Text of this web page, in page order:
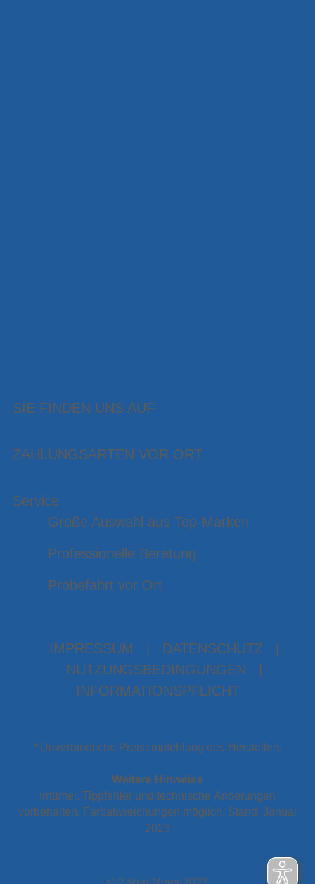
SIE FINDEN UNS AUF
ZAHLUNGSARTEN VOR ORT
Service
Große Auswahl aus Top-Marken
Professionelle Beratung
Probefahrt vor Ort
IMPRESSUM DATENSCHUTZ
NUTZUNGSBEDINGUNGEN
INFORMATIONSPFLICHT
* Unverbindliche Preisempfehlung des Herstellers
Weitere Hinweise
Irrtümer, Tippfehler und technische Änderungen
vorbehalten. Farbabweichungen möglich. Stand: Januar
2023